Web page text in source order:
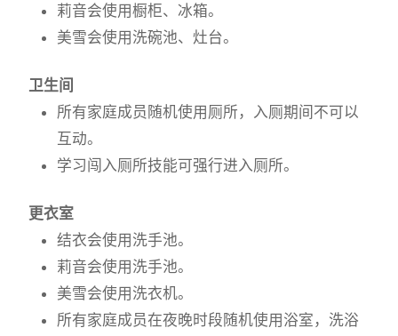
莉音会使用橱柜、冰箱。
美雪会使用洗碗池、灶台。
卫生间
所有家庭成员随机使用厕所，入厕期间不可以
互动。
学习闯入厕所技能可强行进入厕所。
更衣室
结衣会使用洗手池。
莉音会使用洗手池。
美雪会使用洗衣机。
所有家庭成员在夜晚时段随机使用浴室，洗浴